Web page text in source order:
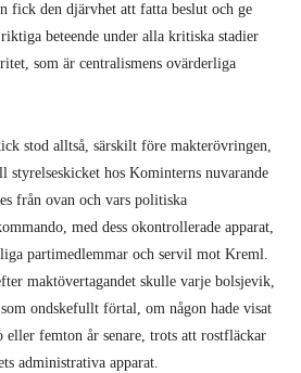
fick den djärvhet att fatta beslut och ge
beteende under alla kritiska stadier
som är centralismens ovärderliga
stod alltså, särskilt före makterövringen,
hos Kominterns nuvarande
från ovan och vars politiska
med dess okontrollerade apparat,
partimedlemmar och servil mot Kreml.
maktövertagandet skulle varje bolsjevik,
ondskefullt förtal, om någon hade visat
femton år senare, trots att rostfläckar
administrativa apparat.